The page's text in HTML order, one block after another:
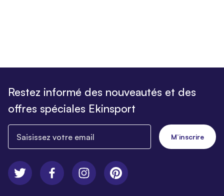
Restez informé des nouveautés et des
offres spéciales Ekinsport
M’inscrire